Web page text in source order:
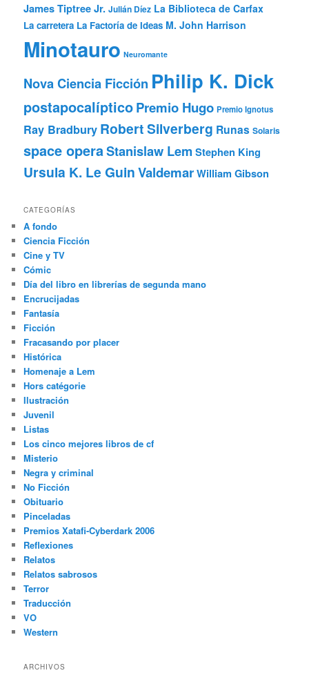
James Tiptree Jr. Julián Díez La Biblioteca de Carfax
La carretera La Factoría de Ideas M. John Harrison
Minotauro Neuromante
Nova Ciencia Ficción Philip K. Dick
postapocalípticoPremio Hugo Premio Ignotus
Ray Bradbury Robert Silverberg Runas Solaris
space operaStanislaw Lem Stephen King
Ursula K. Le GuinValdemarWilliam Gibson
CATEGORÍAS
A fondo
Ciencia Ficción
Cine y TV
Cómic
Día del libro en librerías de segunda mano
Encrucijadas
Fantasía
Ficción
Fracasando por placer
Histórica
Homenaje a Lem
Hors catégorie
Ilustración
Juvenil
Listas
Los cinco mejores libros de cf
Misterio
Negra y criminal
No Ficción
Obituario
Pinceladas
Premios Xatafi-Cyberdark 2006
Reflexiones
Relatos
Relatos sabrosos
Terror
Traducción
VO
Western
ARCHIVOS